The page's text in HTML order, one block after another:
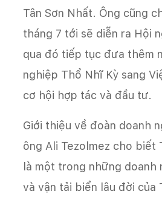
Tân Sơn Nhất. Ông cũng
tháng 7 tới sẽ diễn ra Hội
qua đó tiếp tục đưa thêm
nghiệp Thổ Nhĩ Kỳ sang
cơ hội hợp tác và đầu tư.
Giới thiệu về đoàn doanh
ông Ali Tezolmez cho biết
là một trong những doanh
và vận tải biển lâu đời của